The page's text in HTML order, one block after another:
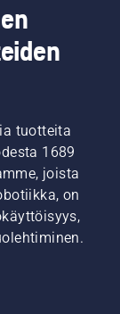
tuotteita
1689
joista
on